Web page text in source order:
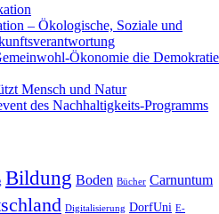
– Ökologische, Soziale und
Ökonomie die Demokratie
Mensch und Natur
des Nachhaltigkeits-Programms
Bildung Boden Bücher Carnuntum
Digitalisierung DorfUni E-